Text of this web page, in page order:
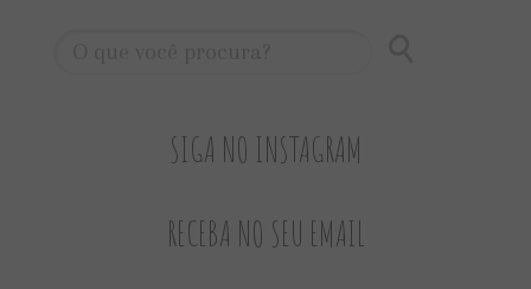
SIGA NO INSTAGRAM
RECEBA NO SEU EMAIL